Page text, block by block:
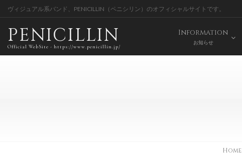
ヴィジュアル系バンド、PENICILLIN（ペニシリン）のオフィシャルサイトです。
PENICILLIN
Official WebSite - https://www.penicillin.jp/
Information
お知らせ
Home